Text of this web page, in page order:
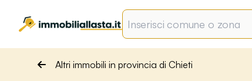
Altri immobili in provincia di Chieti